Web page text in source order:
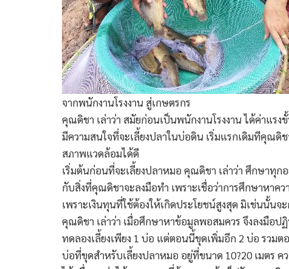
จากพนักงานโรงงาน สู่เกษตรกร
คุณดิชา เล่าว่า สมัยก่อนเป็นพนักงานโรงงาน ได้ค่าแร
มีความสนใจที่จะเลี้ยงปลาในบ่อดิน เริ่มแรกเดิมทีคุณดิ
สภาพแวดล้อมได้ดี
เริ่มต้นก่อนที่จะเลี้ยงปลาหมอ คุณดิชา เล่าว่า ศึกษาทุก
กับสิ่งที่คุณดิชาจะลงมือทำ เพราะเชื่อว่าการศึกษาหาค
เพราะเงินทุนที่ใช้ต้องให้เกิดประโยชน์สูงสุด มิเช่นนั้น
คุณดิชา เล่าว่า เมื่อศึกษาหาข้อมูลพอสมควร จึงลงมือ
ทดลองเลี้ยงเพียง 1 บ่อ แต่ตอนนี้ขุดเพิ่มอีก 2 บ่อ รวม
บ่อที่ขุดสำหรับเลี้ยงปลาหมอ อยู่ที่ขนาด 10?20 เมตร